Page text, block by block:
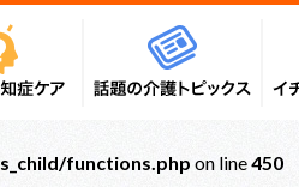
functions.php on line450